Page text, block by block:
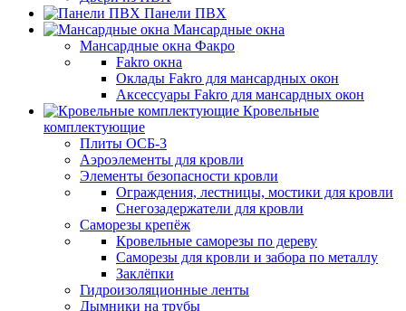
Панели ПВХ
Мансардные окна
Мансардные окна Факро
Fakro окна
Оклады Fakro для мансардных окон
Аксессуары Fakro для мансардных окон
Кровельные
комплектующие
Плиты ОСБ-3
Аэроэлементы для кровли
Элементы безопасности кровли
Ограждения, лестницы, мостики для кровли
Снегозадержатели для кровли
Саморезы крепёж
Кровельные саморезы по дереву
Саморезы для кровли и забора по металлу
Заклёпки
Гидроизоляционные ленты
Дымники на трубы